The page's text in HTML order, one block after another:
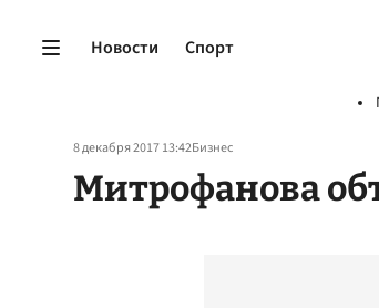
Новости Спорт
8 декабря 2017 13:42Бизнес
Митрофанова